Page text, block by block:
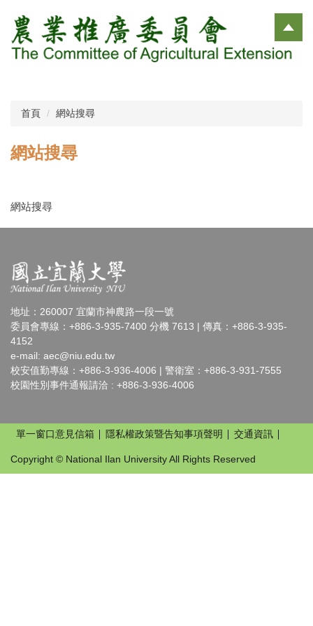
到
主
首頁
網站搜尋
網站搜尋
網站搜尋
地址：260007 宜蘭市神農路一段一號
委員會專線：+886-3-935-7400 分機 7613 | 傳真：+886-3-935-
4152
e-mail: aec@niu.edu.tw
校安值勤專線：+886-3-936-4006 | 警衛室：+886-3-931-7555
校園性別事件通報請洽 : +886-3-936-4006
單一窗口意見信箱 隱私權政策暨告知事項聲明 交通資訊
Copyright © National Ilan University All Rights Reserved